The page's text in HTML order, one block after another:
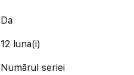
Da
12 luna(i)
Numărul seriei